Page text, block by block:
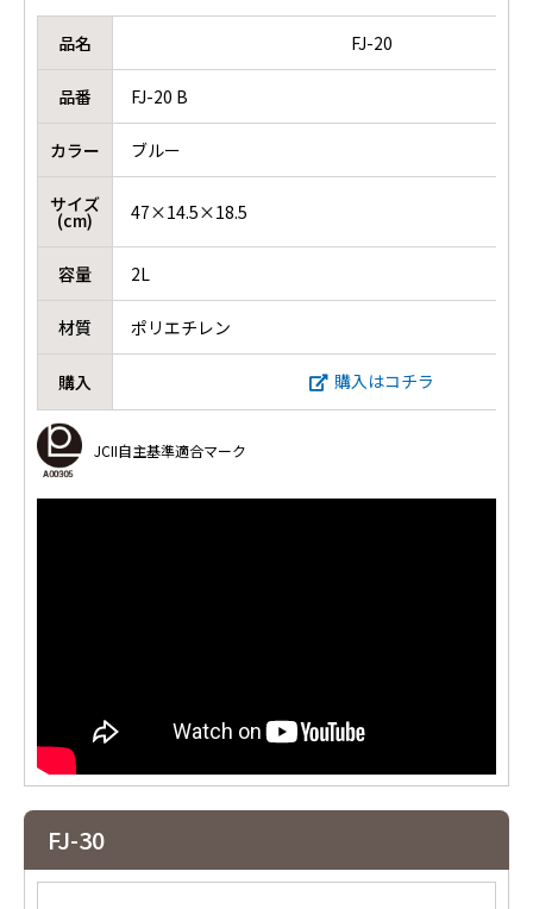
品名 FJ-20
品番 FJ-20 B
カラー ブルー
サイズ
(cm) 47×14.5×18.5
容量 2L
材質 ポリエチレン
購入 購入はコチラ
JCII自主基準適合マーク
FJ-30